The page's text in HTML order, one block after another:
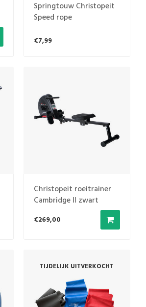
Springtouw Christopeit
Speed rope
€7,99
Christopeit roeitrainer
Cambridge II zwart
€269,00
TIJDELIJK UITVERKOCHT